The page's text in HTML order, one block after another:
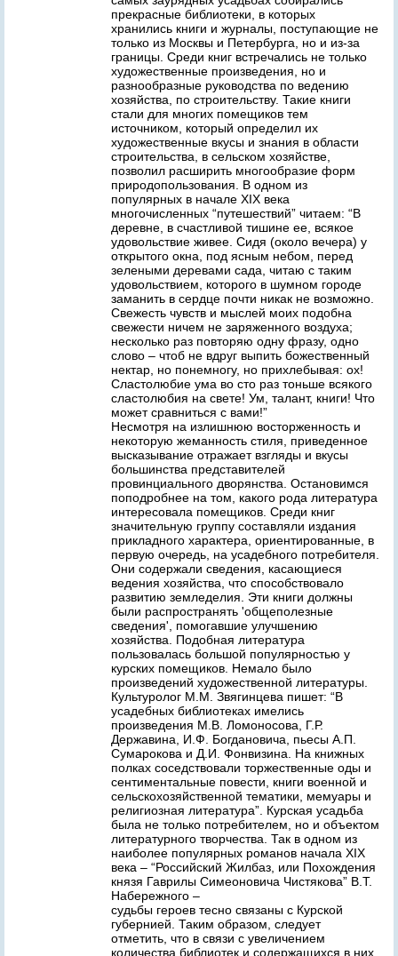
прекрасные библиотеки, в которых
хранились книги и журналы, поступающие не
только из Москвы и Петербурга, но и из-за
границы. Среди книг встречались не только
художественные произведения, но и
разнообразные руководства по ведению
хозяйства, по строительству. Такие книги
стали для многих помещиков тем
источником, который определил их
художественные вкусы и знания в области
строительства, в сельском хозяйстве,
позволил расширить многообразие форм
природопользования. В одном из
популярных в начале XIX века
многочисленных “путешествий” читаем: “В
деревне, в счастливой тишине ее, всякое
удовольствие живее. Сидя (около вечера) у
открытого окна, под ясным небом, перед
зелеными деревами сада, читаю с таким
удовольствием, которого в шумном городе
заманить в сердце почти никак не возможно.
Свежесть чувств и мыслей моих подобна
свежести ничем не заряженного воздуха;
несколько раз повторяю одну фразу, одно
слово – чтоб не вдруг выпить божественный
нектар, но понемногу, но прихлебывая: ох!
Сластолюбие ума во сто раз тоньше всякого
сластолюбия на свете! Ум, талант, книги! Что
может сравниться с вами!”
Несмотря на излишнюю восторженность и
некоторую жеманность стиля, приведенное
высказывание отражает взгляды и вкусы
большинства представителей
провинциального дворянства. Остановимся
поподробнее на том, какого рода литература
интересовала помещиков. Среди книг
значительную группу составляли издания
прикладного характера, ориентированные, в
первую очередь, на усадебного потребителя.
Они содержали сведения, касающиеся
ведения хозяйства, что способствовало
развитию земледелия. Эти книги должны
были распространять 'общеполезные
сведения', помогавшие улучшению
хозяйства. Подобная литература
пользовалась большой популярностью у
курских помещиков. Немало было
произведений художественной литературы.
Культуролог М.М. Звягинцева пишет: “В
усадебных библиотеках имелись
произведения М.В. Ломоносова, Г.Р.
Державина, И.Ф. Богдановича, пьесы А.П.
Сумарокова и Д.И. Фонвизина. На книжных
полках соседствовали торжественные оды и
сентиментальные повести, книги военной и
сельскохозяйственной тематики, мемуары и
религиозная литература”. Курская усадьба
была не только потребителем, но и объектом
литературного творчества. Так в одном из
наиболее популярных романов начала XIX
века – “Российский Жилбаз, или Похождения
князя Гаврилы Симеоновича Чистякова” В.Т.
Набережного –
судьбы героев тесно связаны с Курской
губернией. Таким образом, следует
отметить, что в связи с увеличением
количества библиотек и содержащихся в них